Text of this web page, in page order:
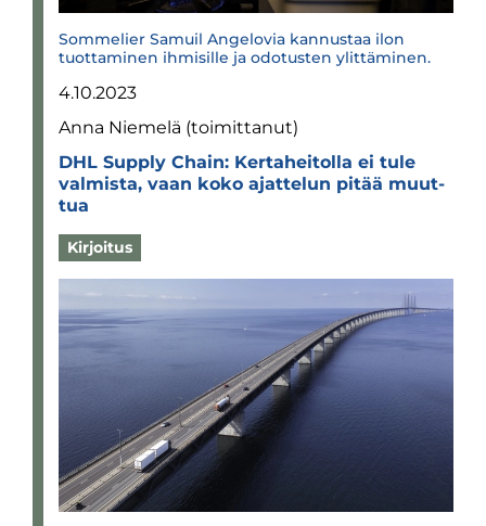
Sommelier Samuil Angelovia kannustaa ilon
tuottaminen ihmisille ja odotusten ylittäminen.
4.10.2023
Anna Niemelä (toimittanut)
DHL Supply Chain: Ker­ta­hei­tolla ei tule
val­mista, vaan koko ajat­te­lun pitää muut­
tua
Kirjoitus